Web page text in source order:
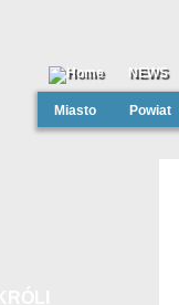
NEWS
Miasto Powiat